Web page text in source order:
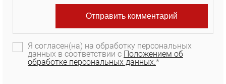
Я согласен(на) на обработку персональных
данных в соответствии с Положением об
обработке персональных данных.*